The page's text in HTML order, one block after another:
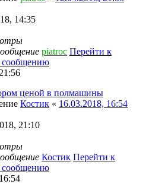
14:35
piatroc Перейти к
сообщению
ценой в полмашины
Костик « 16.03.2018, 16:54
21:10
Костик Перейти к
сообщению